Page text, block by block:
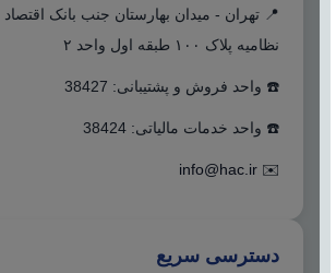
📍 تهران - میدان بهارستان جنب بانک
نظامیه پلاک ۱۰۰ طبقه اول واحد ۲
☎️ واحد فروش و پشتیبانی: 38427
☎️ واحد خدمات مالیاتی: 38424
✉️
info@hac.ir
دسترسی سریع